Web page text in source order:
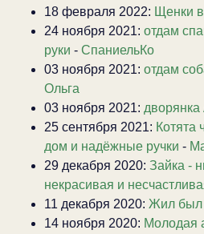
18 февраля 2022: Щенки
24 ноября 2021: отдам
руки - СпаниельКо
03 ноября 2021: отдам
Ольга
03 ноября 2021:
25 сентября 2021:
дом и надёжные ручки -
29 декабря 2020: Зайка -
некрасивая и
11 декабря 2020: Жил был
14 ноября 2020: Молодая